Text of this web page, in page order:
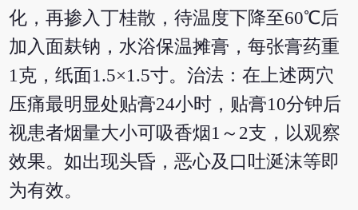
化，再掺入丁桂散，待温度下降至60℃后
加入面麸钠，水浴保温摊膏，每张膏药重
1克，纸面1.5×1.5寸。治法：在上述两穴
压痛最明显处贴膏24小时，贴膏10分钟后
视患者烟量大小可吸香烟1～2支，以观察
效果。如出现头昏，恶心及口吐涎沫等即
为有效。